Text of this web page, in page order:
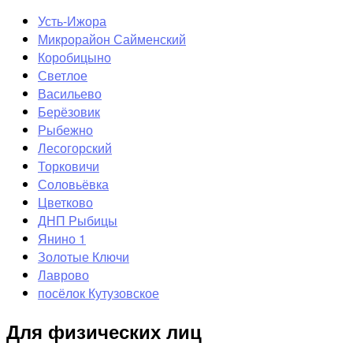
Усть-Ижора
Микрорайон Сайменский
Коробицыно
Светлое
Васильево
Берёзовик
Рыбежно
Лесогорский
Торковичи
Соловьёвка
Цветково
ДНП Рыбицы
Янино 1
Золотые Ключи
Лаврово
посёлок Кутузовское
Для физических лиц